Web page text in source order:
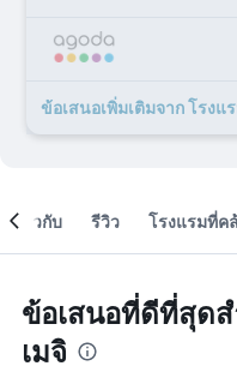
ข้อเสนอเพิ่มเติมจาก โรงแ
เกี่ยวกับ รีวิว โรงแรมที่ค
ข้อเสนอที่ดีที่สุด
เมจิ